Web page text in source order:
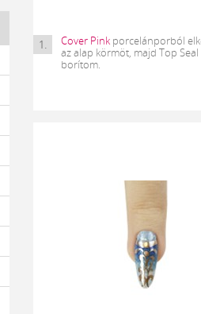
1. Cover Pinkporcelánporból
az alap körmöt, majd Top
borítom.